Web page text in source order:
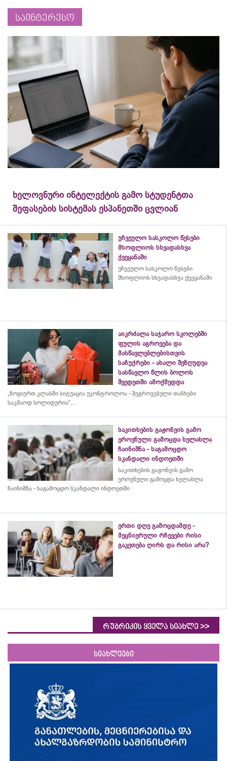
საინტერესო
ხელოვნური ინტელექტის გამო სტუდენტთა
შეფასების სისტემას ესპანეთში ცვლიან
უჩვეულო სასკოლო წესები
მსოფლიოს სხვადასხვა
ქვეყანაში
უჩვეულო სასკოლო წესები
მსოფლიოს სხვადასხვა ქვეყანაში
აიკრძალა საჯარო სკოლებში
ფულის აგროვება და
მასწავლებლებისთვის
საჩუქრები - ახალი შეზღუდვა
სასწავლო წლის ბოლოს
შვედეთში ამოქმედდა
„ზოგიერთ კლასში სიტუაცია უკონტროლოა - შეგროვებული თანხები
საკმაოდ სოლიდურია“...
საკითხების გაჟონვის გამო
ეროვნული გამოცდა ხელახლა
ჩაინიშნა - საგამოცდო
სკანდალი ინდოეთში
საკითხების გაჟონვის გამო
ეროვნული გამოცდა ხელახლა
ჩაინიშნა - საგამოცდო სკანდალი ინდოეთში
ერთი დღე გამოცდამდე -
მეცნიერული რჩევები რისი
გაკეთება ღირს და რისი არა?
რუბრიკის ყველა სიახლე >>
სიახლეები